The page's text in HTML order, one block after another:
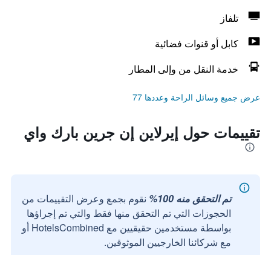
تلفاز
كابل أو قنوات فضائية
خدمة النقل من وإلى المطار
عرض جميع وسائل الراحة وعددها 77
تقييمات حول إيرلاين إن جرين بارك واي
تم التحقق منه 100%
نقوم بجمع وعرض التقييمات من
الحجوزات التي تم التحقق منها فقط والتي تم إجراؤها
بواسطة مستخدمين حقيقيين مع HotelsCombined أو
مع شركائنا الخارجيين الموثوقين.